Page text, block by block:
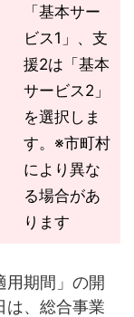
「基本サー
ビス1」、支
援2は「基本
サービス2」
を選択しま
す。※市町村
により異な
る場合があ
ります
用期間」の開
は、総合事業